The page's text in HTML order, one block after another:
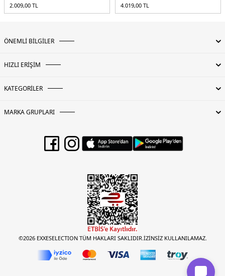
2.009,00 TL
4.019,00 TL
ÖNEMLİ BİLGİLER
HIZLI ERİŞİM
KATEGORİLER
MARKA GRUPLARI
©2026 EXXESELECTION TÜM HAKLARI SAKLIDIR.İZİNSİZ KULLANILAMAZ.